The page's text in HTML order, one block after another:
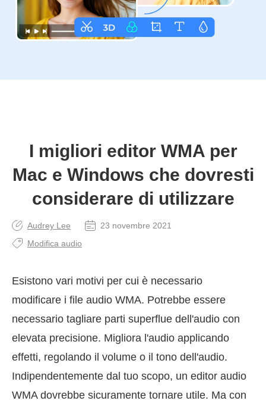
I migliori editor WMA per
Mac e Windows che dovresti
considerare di utilizzare
Audrey Lee
23 novembre 2021
Modifica audio
Esistono vari motivi per cui è necessario
modificare i file audio WMA. Potrebbe essere
necessario tagliare parti superflue dell'audio con
elevata precisione. Migliora l'audio applicando
effetti, regolando il volume o il tono dell'audio.
Indipendentemente dal tuo scopo, un editor audio
WMA dovrebbe sicuramente tornare utile. Ma con